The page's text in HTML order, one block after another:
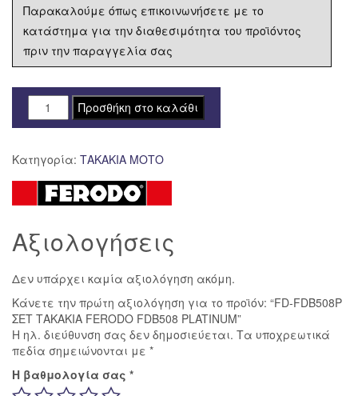
Παρακαλούμε όπως επικοινωνήσετε με το
κατάστημα για την διαθεσιμότητα του προϊόντος
πριν την παραγγελία σας
FD-
FDB508P
ΤΑΚΑΚΙΑ
FERODO
FDB508
ποσότητα
Προσθήκη στο καλάθι
Κατηγορία: ΤΑΚΑΚΙΑ ΜΟΤΟ
Αξιολογήσεις
Δεν υπάρχει καμία αξιολόγηση ακόμη.
Κάνετε την πρώτη αξιολόγηση για το προϊόν: “FD-FDB508P
ΣΕΤ ΤΑΚΑΚΙΑ FERODO FDB508 PLATINUM”
Η ηλ. διεύθυνση σας δεν δημοσιεύεται. Τα υποχρεωτικά
πεδία σημειώνονται με *
Η βαθμολογία σας *